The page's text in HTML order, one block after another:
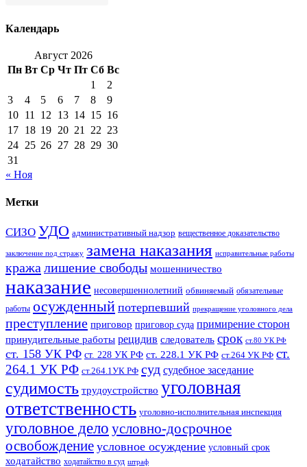
Календарь
Август 2026
Пн Вт Ср Чт Пт Сб Вс
1
2
3
4 5 6 7 8
9
10 11 12 13 14 15 16
17 18 19 20 21 22 23
24 25 26 27 28 29 30
31
« Ноя
Метки
СИЗО УДО административный надзор вещественное доказательство
заключение под стражу замена наказания исправительные работы
кража лишение свободы мошенничество
наказание несовершеннолетний обвиняемый обязательные
работы осужденный потерпевший прекращение уголовного дела
преступление приговор приговор суда примирение сторон
принудительные работы рецидив следователь срок ст.80 УК РФ
ст. 158 УК РФ ст. 228 УК РФ ст. 228.1 УК РФ ст.264 УК РФ ст.
264.1 УК РФ ст.264.1УК РФ суд судебное заседание
судимость трудоустройство уголовная
ответственность уголовно-исполнительная инспекция
уголовное дело условно-досрочное
освобождение условное осуждение условный срок
ходатайство ходатайство в суд штраф